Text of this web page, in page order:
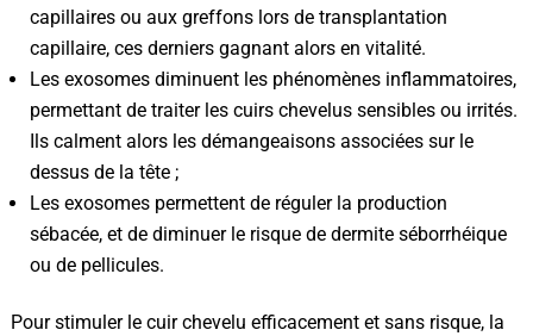
capillaires ou aux greffons lors de transplantation
capillaire, ces derniers gagnant alors en vitalité.
Les exosomes diminuent les phénomènes inflammatoires,
permettant de traiter les cuirs chevelus sensibles ou irrités.
Ils calment alors les démangeaisons associées sur le
dessus de la tête ;
Les exosomes permettent de réguler la production
sébacée, et de diminuer le risque de dermite séborrhéique
ou de pellicules.
Pour stimuler le cuir chevelu efficacement et sans risque, la